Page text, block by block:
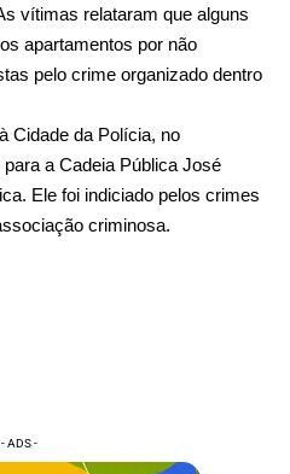
vítimas relataram que alguns
apartamentos por não
pelo crime organizado dentro
Cidade da Polícia, no
a Cadeia Pública José
Ele foi indiciado pelos crimes
criminosa.
- ADS -